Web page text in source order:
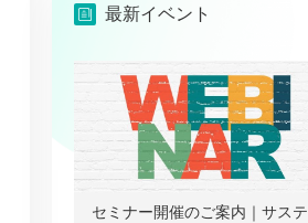
最新イベント
セミナー開催のご案内｜サステ